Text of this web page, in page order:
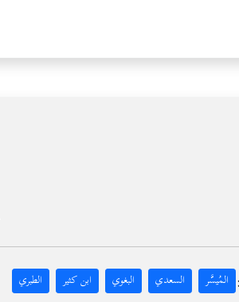
المُيسَّر السعدي البغوي ابن كثير الطبري